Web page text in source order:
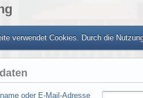
verwendet Cookies. Durch die
oder E-Mail-Adresse